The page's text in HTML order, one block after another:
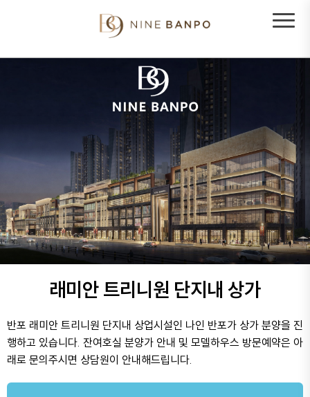
래미안 트리니원 단지내 상가
반포 래미안 트리니원 단지내 상업시설인 나인 반포가 상가 분양을 진
행하고 있습니다. 잔여호실 분양가 안내 및 모델하우스 방문예약은 아
래로 문의주시면 상담원이 안내해드립니다.